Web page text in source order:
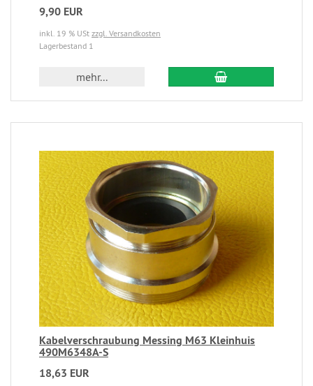
9,90 EUR
inkl. 19 % USt zzgl. Versandkosten
Lagerbestand 1
mehr...
Kabelverschraubung Messing M63 Kleinhuis
490M6348A-S
18,63 EUR